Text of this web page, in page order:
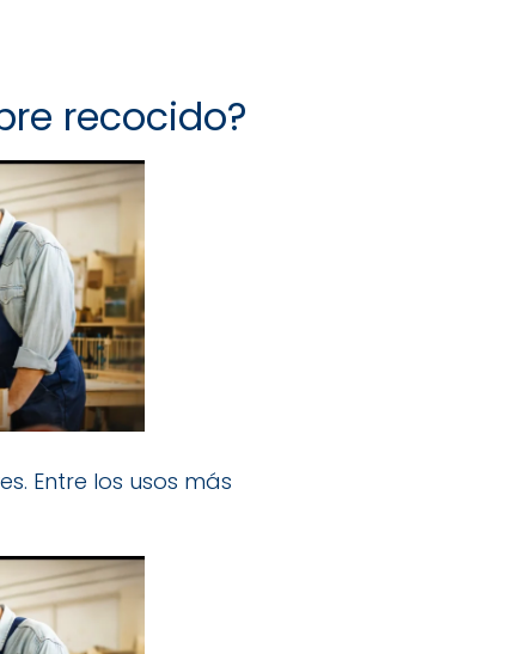
recocido?
Entre los usos más